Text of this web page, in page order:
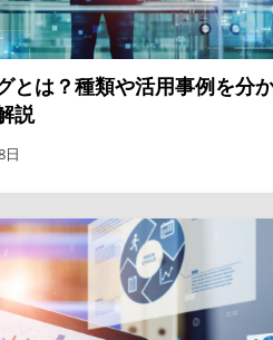
とは？種類や活用事例を分
説
日